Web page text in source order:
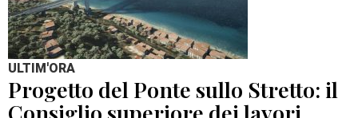
ULTIM'ORA
Progetto del Ponte sullo Stretto: il